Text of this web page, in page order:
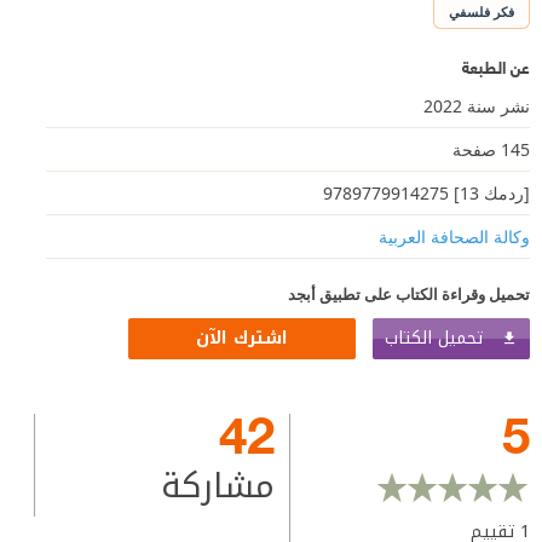
فكر فلسفي
عن الطبعة
نشر سنة 2022
145 صفحة
[ردمك 13] 9789779914275
وكالة الصحافة العربية
تحميل وقراءة الكتاب على تطبيق أبجد
تحميل الكتاب اشترك الآن
5
1 تقييم
42
مشاركة